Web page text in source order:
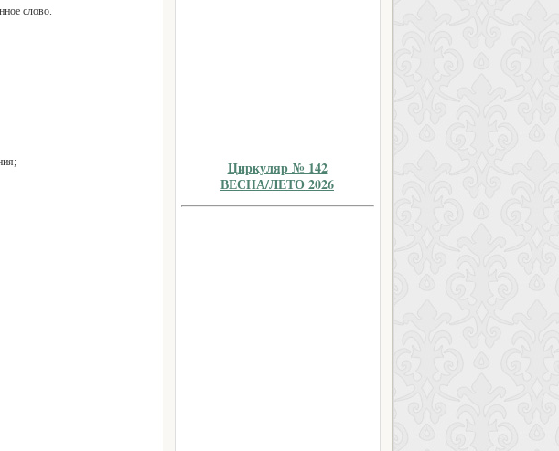
слово.
Циркуляр № 142
ВЕСНА/ЛЕТО 2026